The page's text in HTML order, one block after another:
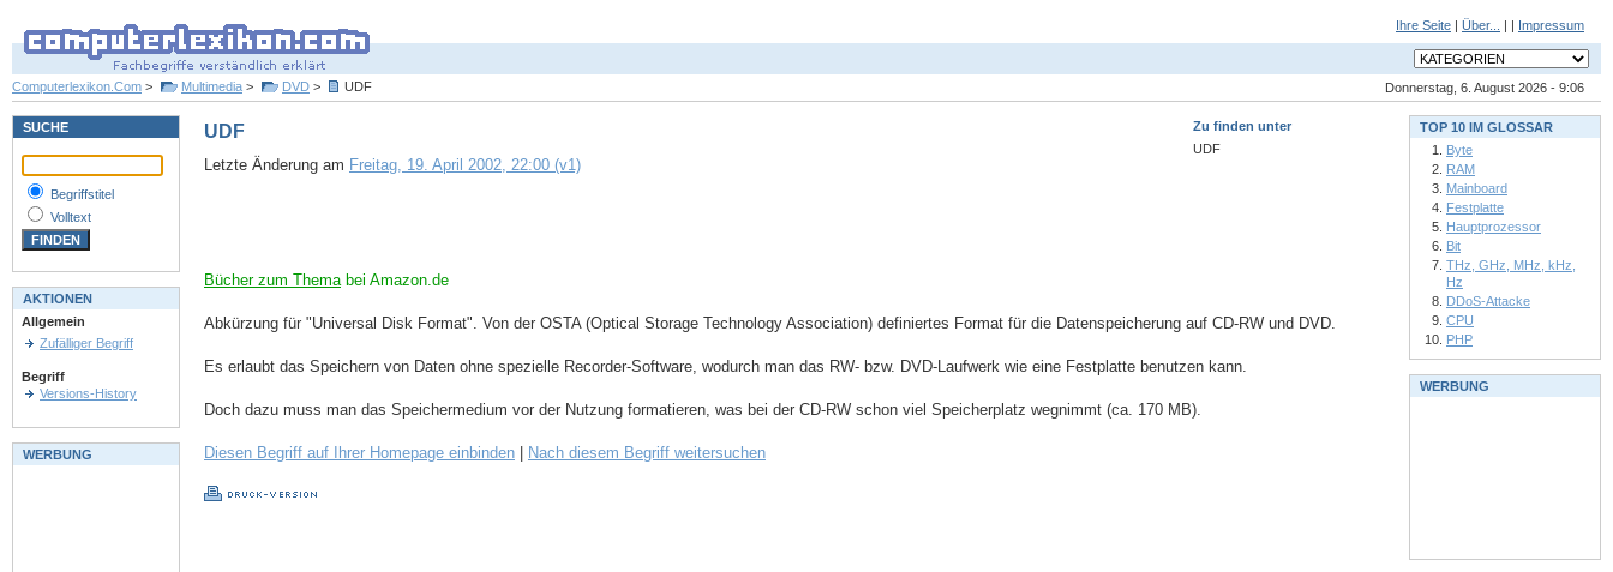
Ihre Seite | Über... | | Impressum
Donnerstag, 6. August 2026 - 9:06
Computerlexikon.Com > Multimedia > DVD > UDF
Zu finden unter
UDF
UDF
Letzte Änderung am Freitag, 19. April 2002, 22:00 (v1)
Bücher zum Themabei Amazon.de
Abkürzung für "Universal Disk Format". Von der OSTA (Optical Storage Technology Association) definiertes Format für die Datenspeicherung auf CD-RW und DVD.
Es erlaubt das Speichern von Daten ohne spezielle Recorder-Software, wodurch man das RW- bzw. DVD-Laufwerk wie eine Festplatte benutzen kann.
Doch dazu muss man das Speichermedium vor der Nutzung formatieren, was bei der CD-RW schon viel Speicherplatz wegnimmt (ca. 170 MB).
Diesen Begriff auf Ihrer Homepage einbinden Nach diesem Begriff weitersuchen
SUCHE
Begriffstitel
Volltext
AKTIONEN
Allgemein
Zufälliger Begriff
Begriff
Versions-History
WERBUNG
TOP 10 IM GLOSSAR
Byte
RAM
Mainboard
Festplatte
Hauptprozessor
Bit
THz, GHz, MHz, kHz,
Hz
DDoS-Attacke
CPU
PHP
WERBUNG